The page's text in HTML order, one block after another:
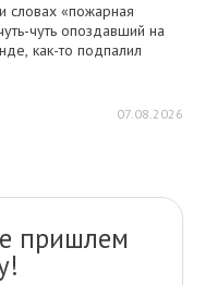
словах «пожарная
чуть опоздавший на
как-то подпалил
07.08.2026
пришлем